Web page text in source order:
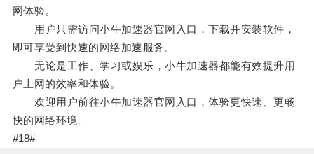
网体验。
用户只需访问小牛加速器官网入口，下载并安装软件，
即可享受到快速的网络加速服务。
无论是工作、学习或娱乐，小牛加速器都能有效提升用
户上网的效率和体验。
欢迎用户前往小牛加速器官网入口，体验更快速、更畅
快的网络环境。
#18#